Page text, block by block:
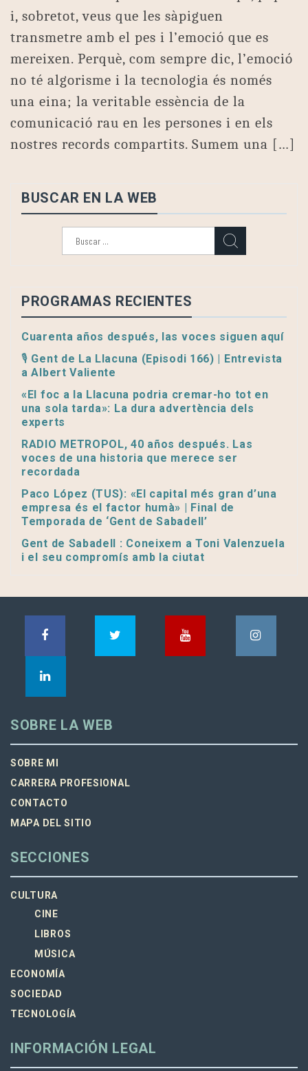
i, sobretot, veus que les sàpiguen
transmetre amb el pes i l’emoció que es
mereixen. Perquè, com sempre dic, l’emoció
no té algorisme i la tecnologia és només
una eina; la veritable essència de la
comunicació rau en les persones i en els
nostres records compartits. Sumem una […]
BUSCAR EN LA WEB
PROGRAMAS RECIENTES
Cuarenta años después, las voces siguen aquí
🎙️ Gent de La Llacuna (Episodi 166) | Entrevista
a Albert Valiente
«El foc a la Llacuna podria cremar-ho tot en
una sola tarda»: La dura advertència dels
experts
RADIO METROPOL, 40 años después. Las
voces de una historia que merece ser
recordada
Paco López (TUS): «El capital més gran d’una
empresa és el factor humà» | Final de
Temporada de ‘Gent de Sabadell’
Gent de Sabadell : Coneixem a Toni Valenzuela
i el seu compromís amb la ciutat
SOBRE LA WEB
SOBRE MI
CARRERA PROFESIONAL
CONTACTO
MAPA DEL SITIO
SECCIONES
CULTURA
CINE
LIBROS
MÚSICA
ECONOMÍA
SOCIEDAD
TECNOLOGÍA
INFORMACIÓN LEGAL